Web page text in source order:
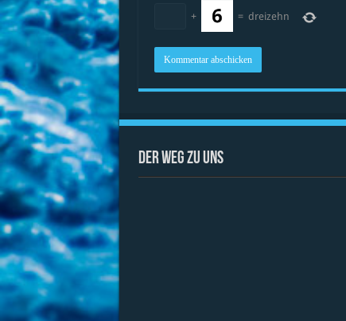
+ = dreizehn
Der Weg zu uns